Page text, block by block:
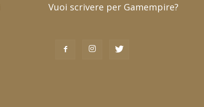
Vuoi scrivere per Gamempire?